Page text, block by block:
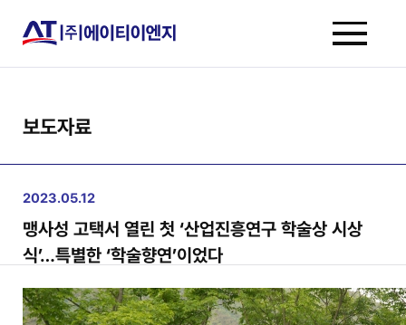
보도자료
2023.05.12
맹사성 고택서 열린 첫 ‘산업진흥연구 학술상 시상
식’…특별한 ‘학술향연’이었다